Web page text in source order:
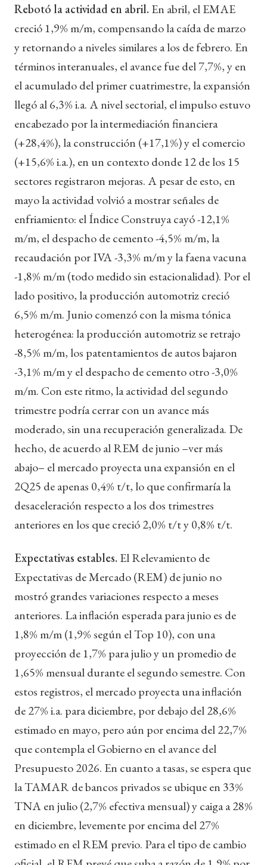
Rebotó la actividad en abril. En abril, el EMAE
creció 1,9% m/m, compensando la caída de marzo
y retornando a niveles similares a los de febrero. En
términos interanuales, el avance fue del 7,7%, y en
el acumulado del primer cuatrimestre, la expansión
llegó al 6,3% i.a. A nivel sectorial, el impulso estuvo
encabezado por la intermediación financiera
(+28,4%), la construcción (+17,1%) y el comercio
(+15,6% i.a.), en un contexto donde 12 de los 15
sectores registraron mejoras. A pesar de esto, en
mayo la actividad volvió a mostrar señales de
enfriamiento: el Índice Construya cayó -12,1%
m/m, el despacho de cemento -4,5% m/m, la
recaudación por IVA -3,3% m/m y la faena vacuna
-1,8% m/m (todo medido sin estacionalidad). Por el
lado positivo, la producción automotriz creció
6,5% m/m. Junio comenzó con la misma tónica
heterogénea: la producción automotriz se retrajo
-8,5% m/m, los patentamientos de autos bajaron
-3,1% m/m y el despacho de cemento otro -3,0%
m/m. Con este ritmo, la actividad del segundo
trimestre podría cerrar con un avance más
moderado, sin una recuperación generalizada. De
hecho, de acuerdo al REM de junio –ver más
abajo– el mercado proyecta una expansión en el
2Q25 de apenas 0,4% t/t, lo que confirmaría la
desaceleración respecto a los dos trimestres
anteriores en los que creció 2,0% t/t y 0,8% t/t.
Expectativas estables. El Relevamiento de
Expectativas de Mercado (REM) de junio no
mostró grandes variaciones respecto a meses
anteriores. La inflación esperada para junio es de
1,8% m/m (1,9% según el Top 10), con una
proyección de 1,7% para julio y un promedio de
1,65% mensual durante el segundo semestre. Con
estos registros, el mercado proyecta una inflación
de 27% i.a. para diciembre, por debajo del 28,6%
estimado en mayo, pero aún por encima del 22,7%
que contempla el Gobierno en el avance del
Presupuesto 2026. En cuanto a tasas, se espera que
la TAMAR de bancos privados se ubique en 33%
TNA en julio (2,7% efectiva mensual) y caiga a 28%
en diciembre, levemente por encima del 27%
estimado en el REM previo. Para el tipo de cambio